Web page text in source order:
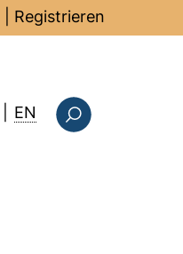
Registrieren
EN : this page in